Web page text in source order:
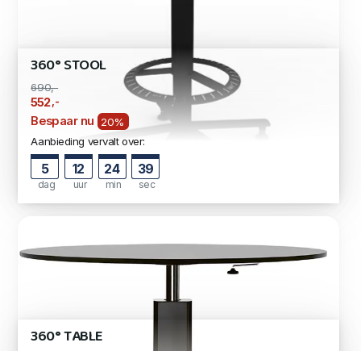
360° STOOL
690,-
552 ,-
Bespaar nu
20%
Aanbieding vervalt over:
5
dag
12
uur
24
min
38
sec
360° TABLE